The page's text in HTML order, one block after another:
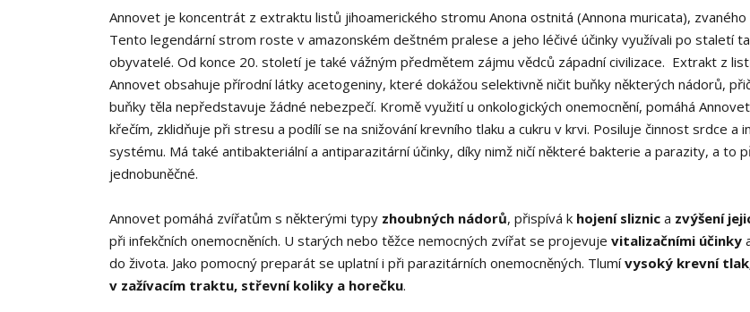
Annovet je koncentrát z extraktu listů jihoamerického stromu Anona ostnitá (Annona muricata), zvaného
Tento legendární strom roste v amazonském deštném pralese a jeho léčivé účinky využívali po staletí
obyvatelé. Od konce 20. století je také vážným předmětem zájmu vědců západní civilizace. Extrakt z
Annovet obsahuje přírodní látky acetogeniny, které dokážou selektivně ničit buňky některých nádorů,
buňky těla nepředstavuje žádné nebezpečí. Kromě využití u onkologických onemocnění, pomáhá
křečím, zklidňuje při stresu a podílí se na snižování krevního tlaku a cukru v krvi. Posiluje činnost srdce a
systému. Má také antibakteriální a antiparazitární účinky, díky nimž ničí některé bakterie a parazity, a to
jednobuněčné.
Annovet pomáhá zvířatům s některými typy zhoubných nádorů, přispívá k hojení sliznic a zvýšení
při infekčních onemocněních. U starých nebo těžce nemocných zvířat se projevuje vitalizačními účinky
do života. Jako pomocný preparát se uplatní i při parazitárních onemocněných. Tlumívysoký krevní
v zažívacím traktu, střevní koliky a horečku.